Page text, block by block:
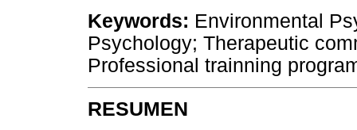
Keywords: Environmental
Psychology; Therapeutic
Professional trainning
RESUMEN